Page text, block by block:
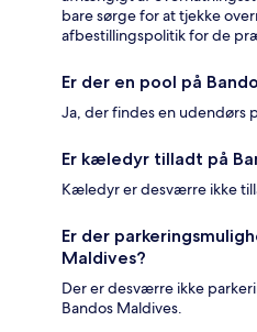
bare sørge for at tjekke
afbestillingspolitik for de
Er der en pool på
Ja, der findes en udendørs
Er kæledyr tilladt på
Kæledyr er desværre ikke
Er der
Maldives?
Der er desværre ikke
Bandos Maldives.